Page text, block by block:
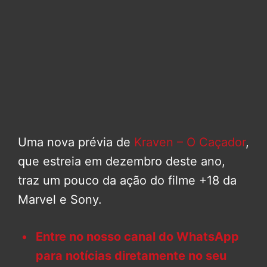
Uma nova prévia de Kraven – O Caçador,
que estreia em dezembro deste ano,
traz um pouco da ação do filme +18 da
Marvel e Sony.
Entre no nosso canal do WhatsApp
para notícias diretamente no seu